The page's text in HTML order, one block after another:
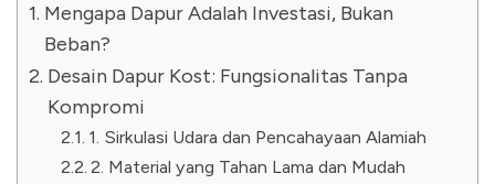
Mengapa Dapur Adalah Investasi, Bukan
Beban?
Desain Dapur Kost: Fungsionalitas Tanpa
Kompromi
1. Sirkulasi Udara dan Pencahayaan Alamiah
2. Material yang Tahan Lama dan Mudah